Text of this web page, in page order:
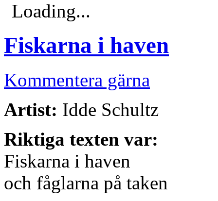
Loading...
Fiskarna i haven
Kommentera gärna
Artist: Idde Schultz
Riktiga texten var:
Fiskarna i haven
och fåglarna på taken